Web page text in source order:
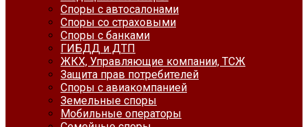
Споры с автосалонами
Споры со страховыми
Споры с банками
ГИБДД и ДТП
ЖКХ, Управляющие компании, ТСЖ
Защита прав потребителей
Споры с авиакомпанией
Земельные споры
Мобильные операторы